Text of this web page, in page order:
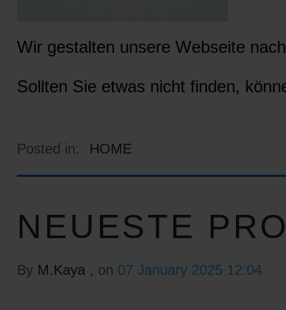
Wir gestalten unsere Webseite
Sollten Sie etwas nicht finden,
Posted in: HOME
NEUESTE
By M.Kaya , on 07 January 2025 12:04